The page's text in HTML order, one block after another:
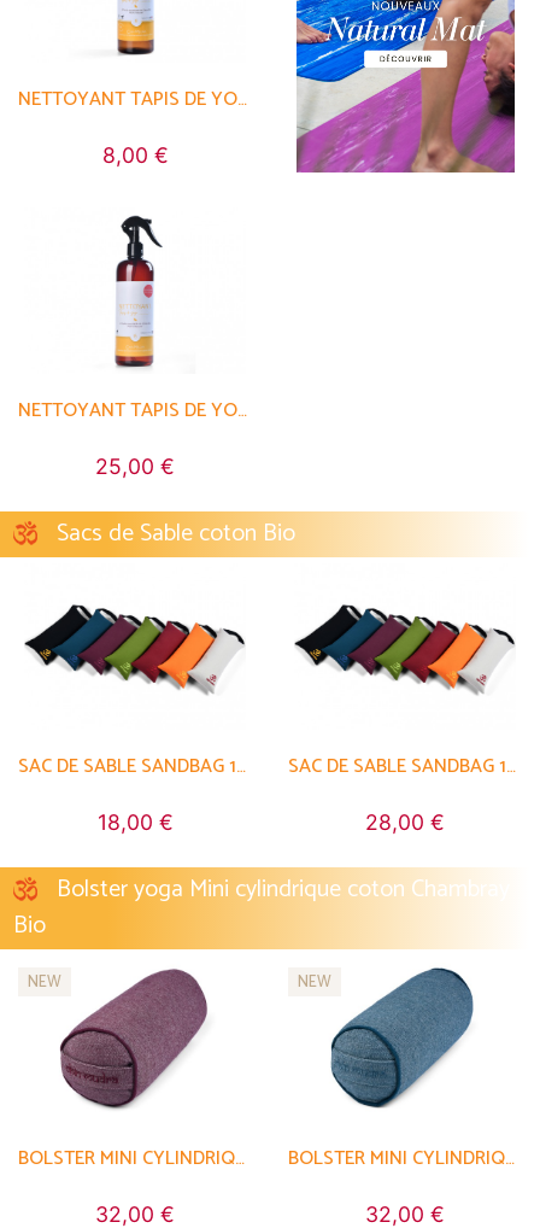
NETTOYANT TAPIS DE YOGA BIO
8,00 €
NETTOYANT TAPIS DE YOGA BIO
25,00 €
Sacs de Sable coton Bio
SAC DE SABLE SANDBAG 100% COTON BIO
18,00 €
SAC DE SABLE SANDBAG 100% COTON BIO
28,00 €
Bolster yoga Mini cylindrique coton Chambray
Bio
NEW
BOLSTER MINI CYLINDRIQUE EN CHAMBRAY DE COTON BIOLOGIQUE - ÉPEAUTRE
32,00 €
NEW
BOLSTER MINI CYLINDRIQUE EN CHAMBRAY DE COTON BIOLOGIQUE - ÉPEAUTRE
32,00 €